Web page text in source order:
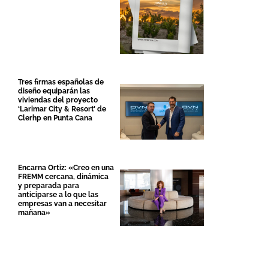
Tres firmas españolas de
diseño equiparán las
viviendas del proyecto
‘Larimar City & Resort’ de
Clerhp en Punta Cana
Encarna Ortiz: «Creo en una
FREMM cercana, dinámica
y preparada para
anticiparse a lo que las
empresas van a necesitar
mañana»